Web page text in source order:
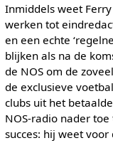
Inmiddels weet
werken tot
en een echte
blijken als na de
de NOS om de
de exclusieve
clubs uit het
NOS-radio nader
succes: hij weet